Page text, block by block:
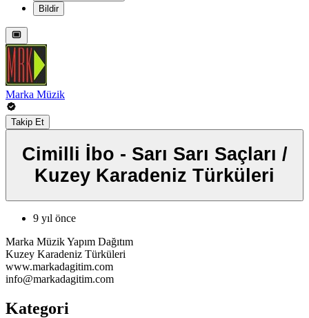
Bildir
Marka Müzik
Takip Et
Cimilli İbo - Sarı Sarı Saçları /
Kuzey Karadeniz Türküleri
9 yıl önce
Marka Müzik Yapım Dağıtım
Kuzey Karadeniz Türküleri
www.markadagitim.com
info@markadagitim.com
Kategori